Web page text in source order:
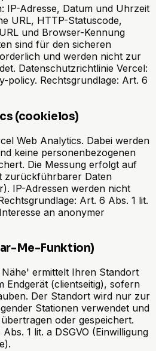
IP-Adresse, Datum und Uhrzeit
URL, HTTP-Statuscode,
und Browser-Kennung
sind für den sicheren
und werden nicht zur
Datenschutzrichtlinie Vercel:
policy. Rechtsgrundlage: Art. 6
(cookielos)
Web Analytics. Dabei werden
keine personenbezogenen
Die Messung erfolgt auf
zurückführbarer Daten
IP-Adressen werden nicht
Art. 6 Abs. 1 lit.
an anonymer
Me-Funktion)
ermittelt Ihren Standort
Endgerät (clientseitig), sofern
Der Standort wird nur zur
Stationen verwendet und
oder gespeichert.
1 lit. a DSGVO (Einwilligung